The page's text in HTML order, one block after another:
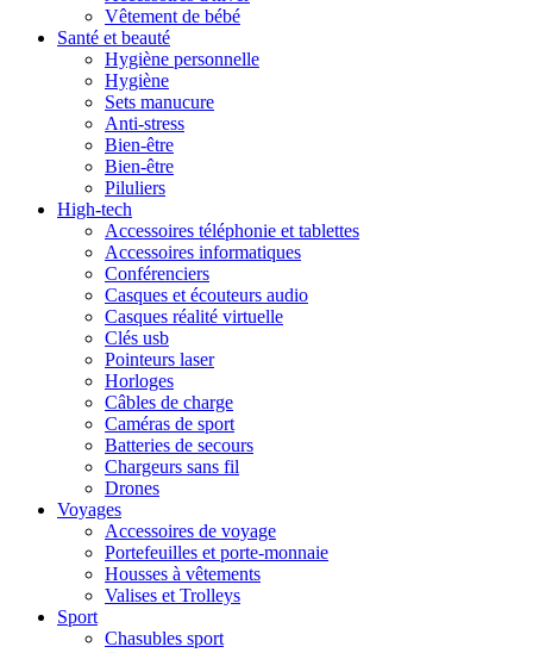
Vêtement de bébé
Santé et beauté
Hygiène personnelle
Hygiène
Sets manucure
Anti-stress
Bien-être
Bien-être
Piluliers
High-tech
Accessoires téléphonie et tablettes
Accessoires informatiques
Conférenciers
Casques et écouteurs audio
Casques réalité virtuelle
Clés usb
Pointeurs laser
Horloges
Câbles de charge
Caméras de sport
Batteries de secours
Chargeurs sans fil
Drones
Voyages
Accessoires de voyage
Portefeuilles et porte-monnaie
Housses à vêtements
Valises et Trolleys
Sport
Chasubles sport